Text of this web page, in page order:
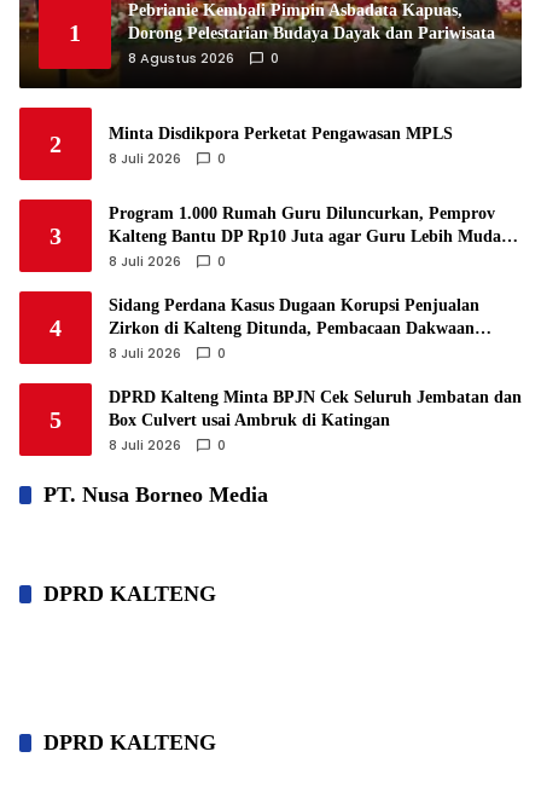
1
Pebrianie Kembali Pimpin Asbadata Kapuas,
Dorong Pelestarian Budaya Dayak dan Pariwisata
8 Agustus 2026 0
2 Minta Disdikpora Perketat Pengawasan MPLS
8 Juli 2026 0
3
Program 1.000 Rumah Guru Diluncurkan, Pemprov
Kalteng Bantu DP Rp10 Juta agar Guru Lebih Mudah
Punya Rumah
8 Juli 2026 0
4
Sidang Perdana Kasus Dugaan Korupsi Penjualan
Zirkon di Kalteng Ditunda, Pembacaan Dakwaan
Diundur hingga 23 Juli
8 Juli 2026 0
5
DPRD Kalteng Minta BPJN Cek Seluruh Jembatan dan
Box Culvert usai Ambruk di Katingan
8 Juli 2026 0
PT. Nusa Borneo Media
DPRD KALTENG
DPRD KALTENG